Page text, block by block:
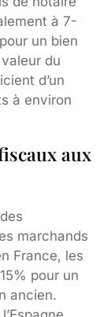
à 7-
un bien
du
d’un
à environ
aux
marchands
France, les
pour un
ancien.